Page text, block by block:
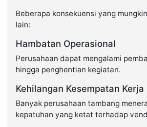
Beberapa konsekuensi yang
lain:
Hambatan Operasional
Perusahaan dapat mengalami
hingga penghentian kegiatan.
Kehilangan Kesempatan Kerja
Banyak perusahaan tambang
kepatuhan yang ketat terhadap